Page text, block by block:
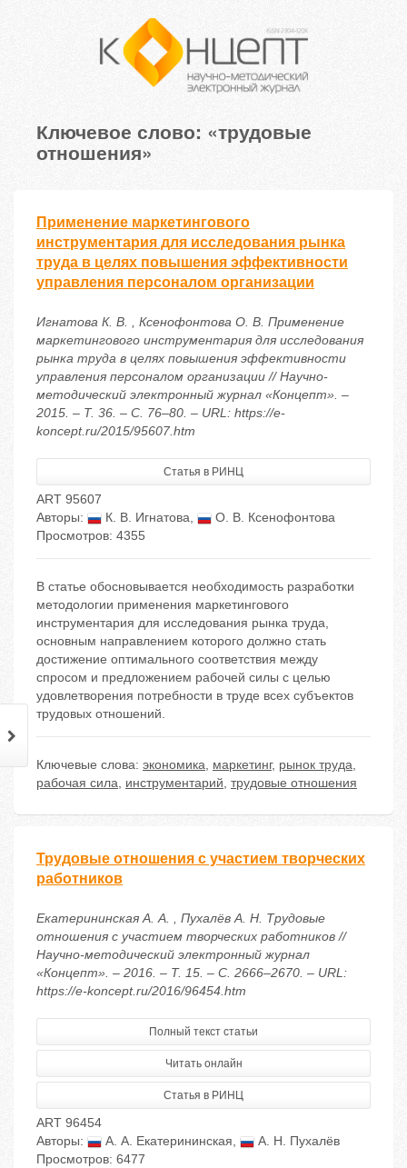
Ключевое слово: «трудовые
отношения»
Применение маркетингового
инструментария для исследования рынка
труда в целях повышения эффективности
управления персоналом организации
Игнатова К. В. , Ксенофонтова О. В. Применение
маркетингового инструментария для исследования
рынка труда в целях повышения эффективности
управления персоналом организации // Научно-
методический электронный журнал «Концепт». –
2015. – Т. 36. – С. 76–80. – URL: https://e-
koncept.ru/2015/95607.htm
Статья в РИНЦ
ART 95607
Авторы:
К. В. Игнатова,
О. В. Ксенофонтова
Просмотров: 4355
В статье обосновывается необходимость разработки
методологии применения маркетингового
инструментария для исследования рынка труда,
основным направлением которого должно стать
достижение оптимального соответствия между
спросом и предложением рабочей силы с целью
удовлетворения потребности в труде всех субъектов
трудовых отношений.
Ключевые слова: экономика, маркетинг, рынок труда,
рабочая сила, инструментарий, трудовые отношения
Трудовые отношения с участием творческих
работников
Екатерининская А. А. , Пухалёв А. Н. Трудовые
отношения с участием творческих работников //
Научно-методический электронный журнал
«Концепт». – 2016. – Т. 15. – С. 2666–2670. – URL:
https://e-koncept.ru/2016/96454.htm
Полный текст статьи
Читать онлайн
Статья в РИНЦ
ART 96454
Авторы:
А. А. Екатерининская,
А. Н. Пухалёв
Просмотров: 6477